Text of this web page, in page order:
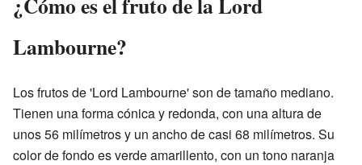
Lambourne?
Los frutos de 'Lord Lambourne' son de tamaño mediano.
Tienen una forma cónica y redonda, con una altura de
unos 56 milímetros y un ancho de casi 68 milímetros. Su
color de fondo es verde amarillento, con un tono naranja